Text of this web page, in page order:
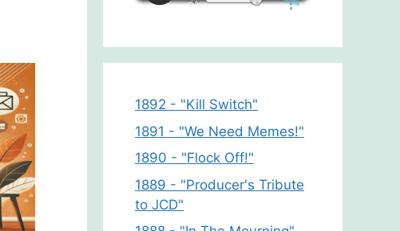
1892 - "Kill Switch"
1891 - "We Need Memes!"
1890 - "Flock Off!"
1889 - "Producer's Tribute
to JCD"